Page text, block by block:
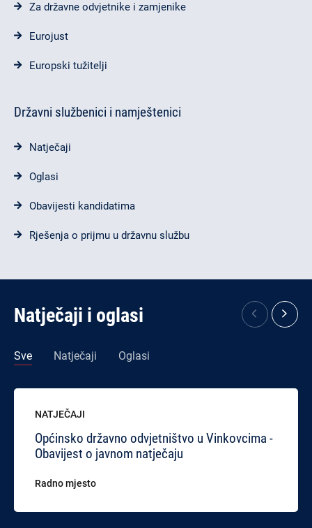
Za državne odvjetnike i zamjenike
Eurojust
Europski tužitelji
Državni službenici i namještenici
Natječaji
Oglasi
Obavijesti kandidatima
Rješenja o prijmu u državnu službu
Natječaji i oglasi
Sve Natječaji Oglasi
NATJEČAJI
Općinsko državno odvjetništvo u Vinkovcima -
Obavijest o javnom natječaju
Radno mjesto